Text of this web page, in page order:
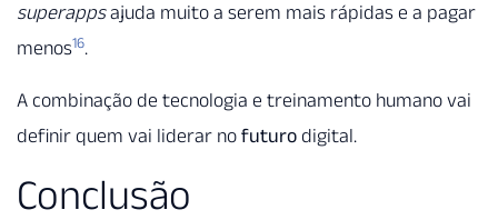
superappsajuda muito a serem mais rápidas e a pagar
menos16.
A combinação de tecnologia e treinamento humano vai
definir quem vai liderar no futuro digital.
Conclusão